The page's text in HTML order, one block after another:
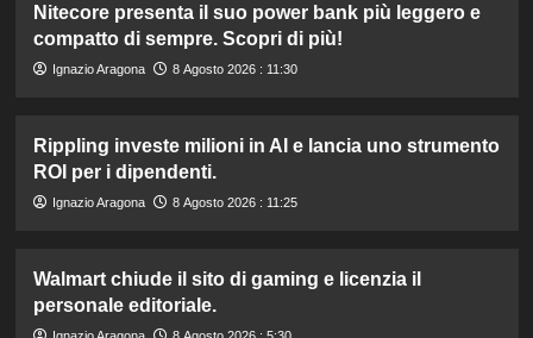
Nitecore presenta il suo power bank più leggero e
compatto di sempre. Scopri di più!
Ignazio Aragona 8 Agosto 2026 : 11:30
Rippling investe milioni in AI e lancia uno strumento
ROI per i dipendenti.
Ignazio Aragona 8 Agosto 2026 : 11:25
Walmart chiude il sito di gaming e licenzia il
personale editoriale.